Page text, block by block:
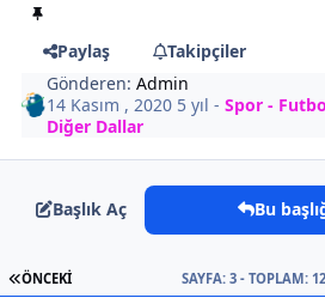
Paylaş
Takipçiler
Gönderen:Admin
14 Kasım , 2020 5 yıl -Spor -
Diğer Dallar
Başlık Aç Bu
İLK SAYFA
ÖNCEKI SAYFA: 3 - TOPLAM: 12